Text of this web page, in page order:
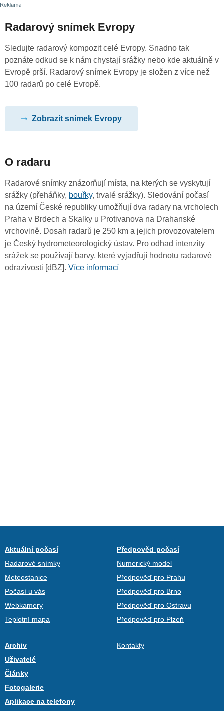
Radarový snímek Evropy
Sledujte radarový kompozit celé Evropy. Snadno tak
poznáte odkud se k nám chystají srážky nebo kde aktuálně v
Evropě prší. Radarový snímek Evropy je složen z více než
100 radarů po celé Evropě.
Zobrazit snímek Evropy
O radaru
Radarové snímky znázorňují místa, na kterých se vyskytují
srážky (přeháňky, bouřky, trvalé srážky). Sledování počasí
na území České republiky umožňují dva radary na vrcholech
Praha v Brdech a Skalky u Protivanova na Drahanské
vrchovině. Dosah radarů je 250 km a jejich provozovatelem
je Český hydrometeorologický ústav. Pro odhad intenzity
srážek se používají barvy, které vyjadřují hodnotu radarové
odrazivosti [dBZ]. Více informací
Aktuální počasí
Radarové snímky
Meteostanice
Počasí u vás
Webkamery
Teplotní mapa
Předpověď počasí
Numerický model
Předpověď pro Prahu
Předpověď pro Brno
Předpověď pro Ostravu
Předpověď pro Plzeň
Archiv
Uživatelé
Články
Fotogalerie
Aplikace na telefony
Kontakty